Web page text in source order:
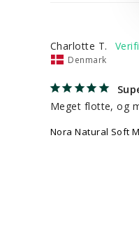
Charlotte T.
Denmark
Meget flotte, og
Nora Natural Soft